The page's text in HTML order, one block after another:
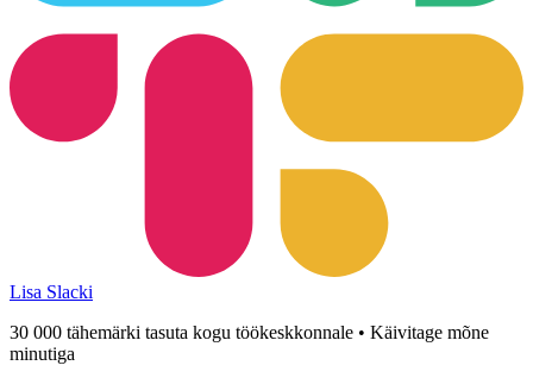
Lisa Slacki
30 000 tähemärki tasuta kogu töökeskkonnale • Käivitage mõne
minutiga